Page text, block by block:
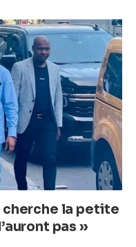
cherche la petite
pas »